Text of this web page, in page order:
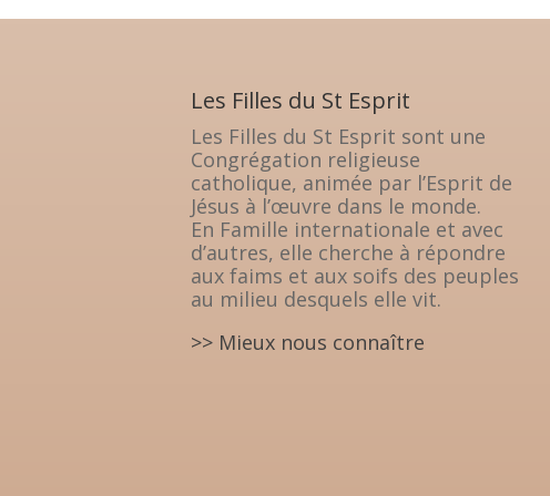
Les Filles du St Esprit
Les Filles du St Esprit sont une
Congrégation religieuse
catholique, animée par l’Esprit de
Jésus à l’œuvre dans le monde.
En Famille internationale et avec
d’autres, elle cherche à répondre
aux faims et aux soifs des peuples
au milieu desquels elle vit.
>> Mieux nous connaître